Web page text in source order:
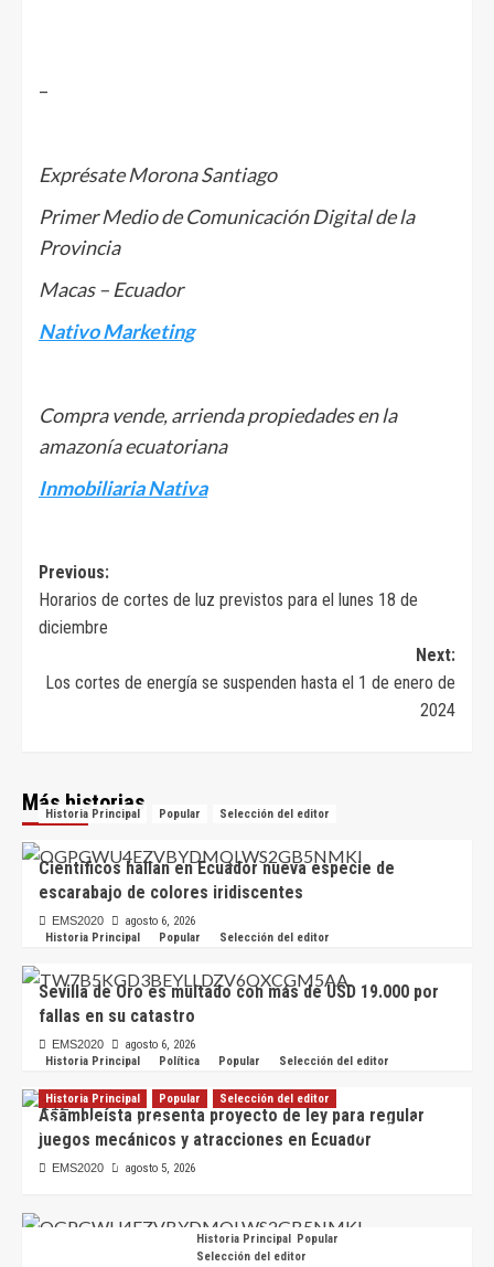
–
Exprésate Morona Santiago
Primer Medio de Comunicación Digital de la
Provincia
Macas – Ecuador
Nativo Marketing
Compra vende, arrienda propiedades en la
amazonía ecuatoriana
Inmobiliaria Nativa
Navegación
de
Previous:
Horarios de cortes de luz previstos para el lunes 18 de
diciembre
Next:
Los cortes de energía se suspenden hasta el 1 de enero de
2024
Más historias
Historia Principal Popular Selección del editor
Científicos hallan en Ecuador nueva especie de
escarabajo de colores iridiscentes
EMS2020
agosto 6, 2026
Historia Principal
Popular Selección del editor
Sevilla de Oro es multado con más de USD 19.000 por
fallas en su catastro
EMS2020
agosto 6, 2026
Historia Principal
Política Popular Selección del editor
Asambleísta presenta proyecto de ley para regular
juegos mecánicos y atracciones en Ecuador
EMS2020 agosto 5, 2026
Historia Principal Popular Selección del editor
Científicos hallan en Ecuador nueva especie de
escarabajo de colores iridiscentes
Historia Principal Popular
Selección del editor